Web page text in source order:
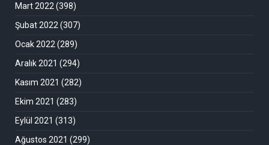
Mart 2022 (398)
Şubat 2022 (307)
Ocak 2022 (289)
Aralık 2021 (294)
Kasım 2021 (282)
Ekim 2021 (283)
Eylül 2021 (313)
Ağustos 2021 (299)